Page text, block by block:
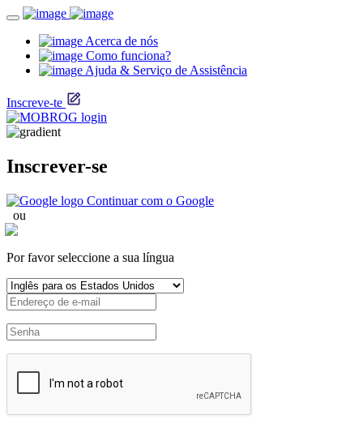
Acerca de nós
Como funciona?
Ajuda & Serviço de Assistência
Inscreve-te
Inscrever-se
Continuar com o Google
ou
Por favor seleccione a sua língua